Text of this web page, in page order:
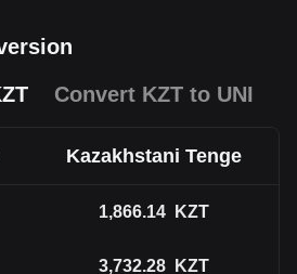
Convert KZT to UNI
Kazakhstani Tenge
1,866.14 KZT
3,732.28 KZT